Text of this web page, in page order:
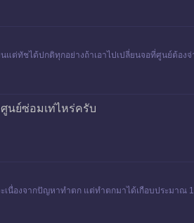
ต่ทัชได้ปกติทุกอย่างถ้าเอาไปเปลี่ยนจอที่ศูนย์ต้อง
ศูนย์ซ่อมเท่ไหร่ครับ
องจากปัญหาทำตก แต่ทำตกมาได้เกือบประมาณ 1